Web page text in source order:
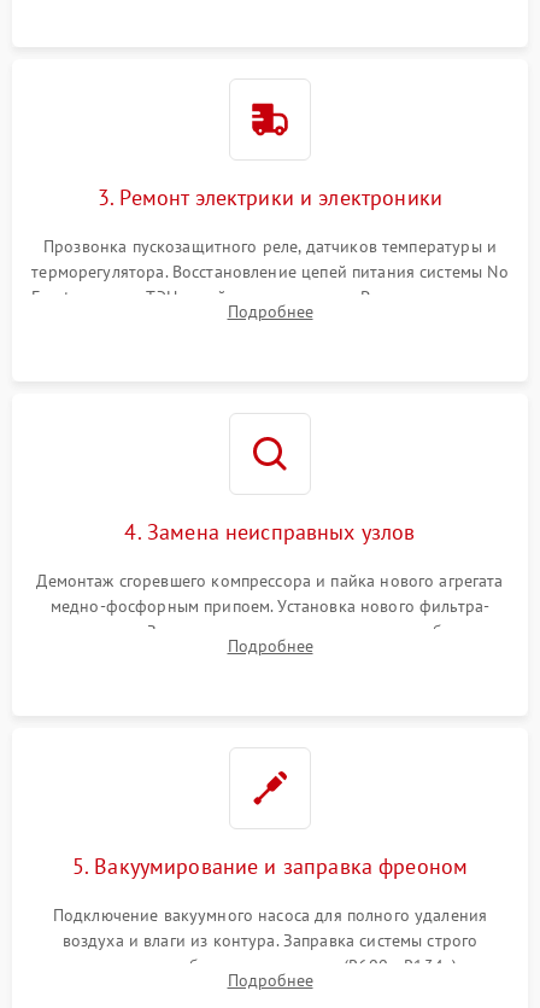
3. Ремонт электрики и электроники
Прозвонка пускозащитного реле, датчиков температуры и
терморегулятора. Восстановление цепей питания системы No
Frost, включая ТЭН оттайки и вентилятор. Ремонт или замена
платы управления при сбоях алгоритмов.
Подробнее
4. Замена неисправных узлов
Демонтаж сгоревшего компрессора и пайка нового агрегата
медно-фосфорным припоем. Установка нового фильтра-
осушителя. Замена изношенных вентиляторов обдува,
сломанных заслонок или поврежденных дверных петель.
Подробнее
5. Вакуумирование и заправка фреоном
Подключение вакуумного насоса для полного удаления
воздуха и влаги из контура. Заправка системы строго
дозированным объемом хладагента (R600a, R134a) по
электронным весам. Контроль рабочего давления в системе.
Подробнее